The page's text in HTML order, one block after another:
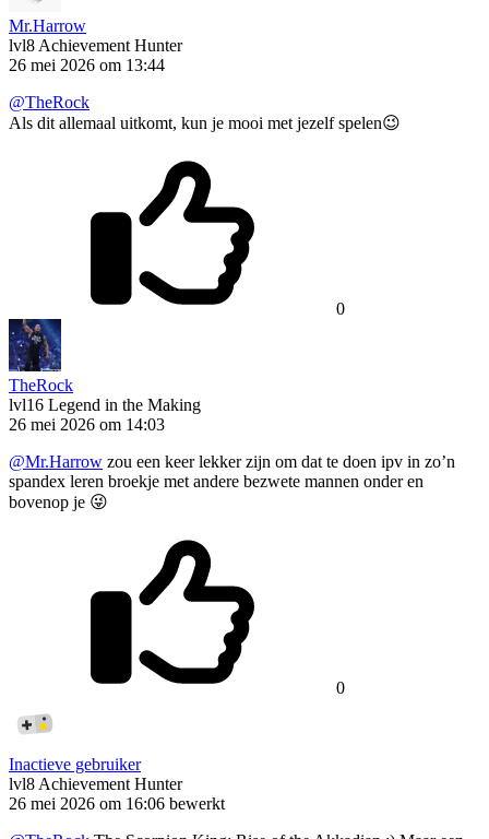
Mr.Harrow
lvl8 Achievement Hunter
26 mei 2026 om 13:44
@TheRock
Als dit allemaal uitkomt, kun je mooi met jezelf spelen😉
0
TheRock
lvl16 Legend in the Making
26 mei 2026 om 14:03
@Mr.Harrow zou een keer lekker zijn om dat te doen ipv in zo’n
spandex leren broekje met andere bezwete mannen onder en
bovenop je 😜
0
Inactieve gebruiker
lvl8 Achievement Hunter
26 mei 2026 om 16:06 bewerkt